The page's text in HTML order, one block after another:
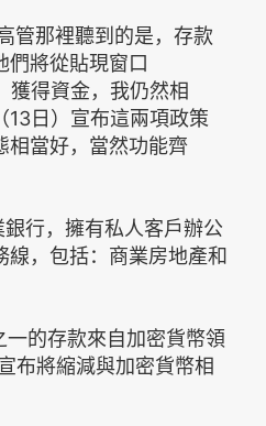
管那裡聽到的是，存款
們將從貼現窗口
獲得資金，我仍然相
13日）宣布這兩項政策
相當好，當然功能齊
行，擁有私人客戶辦公
線，包括：商業房地產和
的存款來自加密貨幣領
布將縮減與加密貨幣相